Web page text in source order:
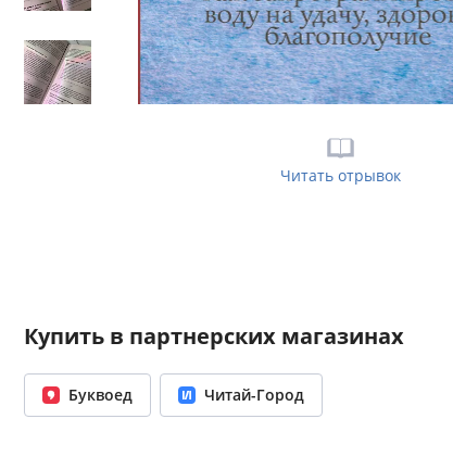
Читать отрывок
Купить в партнерских магазинах
Буквоед Читай-Город